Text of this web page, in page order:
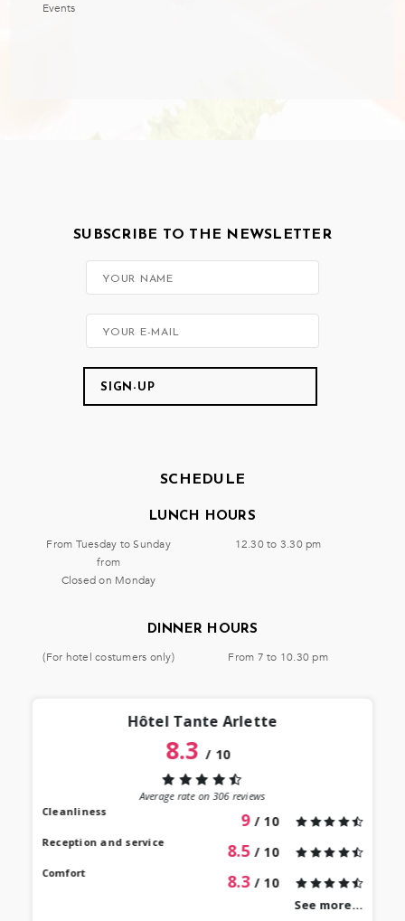
Events
SUBSCRIBE TO THE NEWSLETTER
SCHEDULE
LUNCH HOURS
From Tuesday to Sunday
from
Closed on Monday
12.30 to 3.30 pm
DINNER HOURS
(For hotel costumers only) From 7 to 10.30 pm
Hôtel Tante Arlette
8.3/ 10
Average rate on306reviews
Cleanliness
9 / 10
Reception and service 8.5 / 10
Comfort 8.3 / 10
See more...